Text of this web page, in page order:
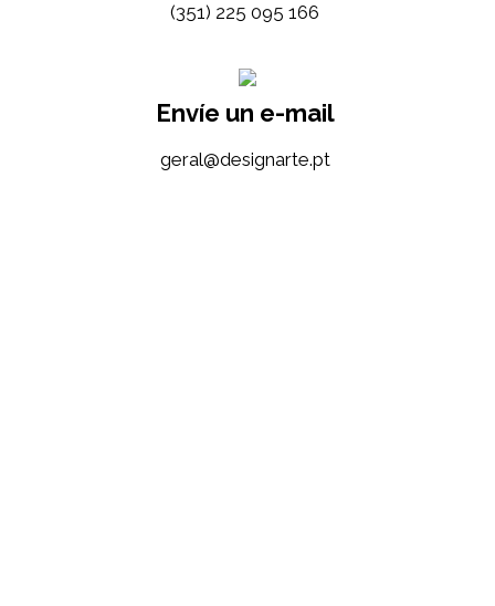
(351) 225 095 166
Envíe un e-mail
tp.etrangised@lareg